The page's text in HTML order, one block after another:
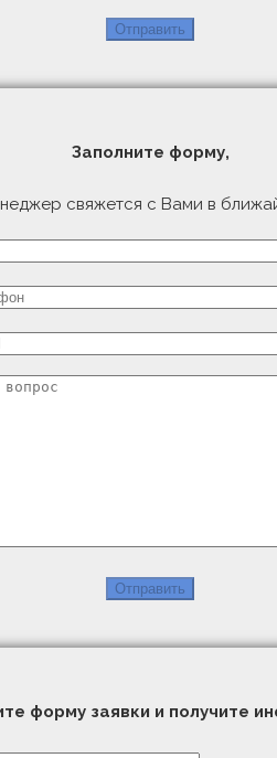
Заполните форму,
свяжется с Вами в
форму заявки и получите